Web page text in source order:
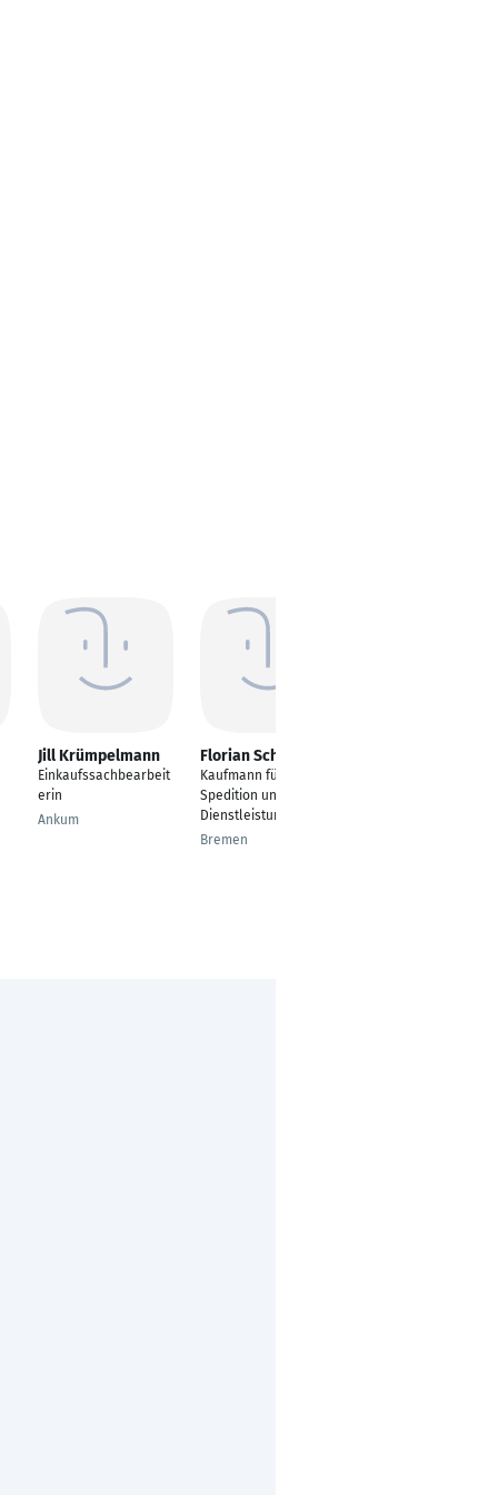
Jill Krümpelmann
Einkaufssachbearbeit
erin
Ankum
Florian Schöttcker
Kaufmann für
Spedition und
Dienstleistungen
Bremen